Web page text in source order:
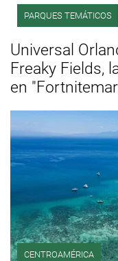
PARQUES TEMÁTICOS
Universal
Freaky Fields,
en
CENTROAMÉRICA